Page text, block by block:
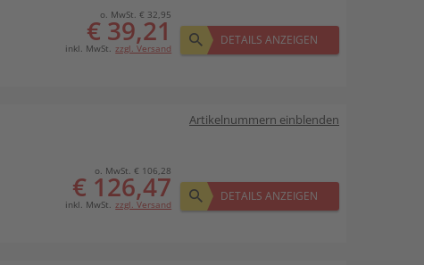
o. MwSt. € 32,95
€ 39,21
inkl. MwSt. zzgl. Versand
DETAILS ANZEIGEN
Artikelnummern einblenden
o. MwSt. € 106,28
€ 126,47
inkl. MwSt. zzgl. Versand
DETAILS ANZEIGEN